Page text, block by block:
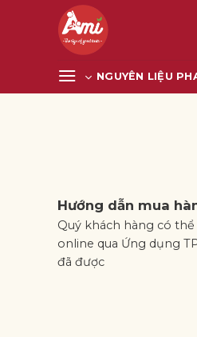
NGUYÊN LIỆU
Hướng dẫn mua
Quý khách hàng có
online qua Ứng dụng
đã được